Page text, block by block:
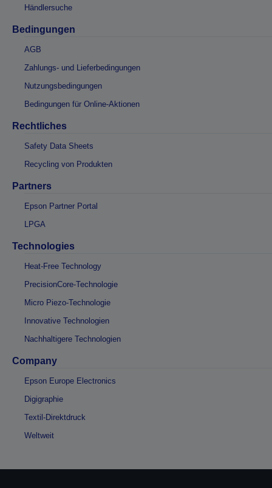
Händlersuche
Bedingungen
AGB
Zahlungs- und Lieferbedingungen
Nutzungsbedingungen
Bedingungen für Online-Aktionen
Rechtliches
Safety Data Sheets
Recycling von Produkten
Partners
Epson Partner Portal
LPGA
Technologies
Heat-Free Technology
PrecisionCore-Technologie
Micro Piezo-Technologie
Innovative Technologien
Nachhaltigere Technologien
Company
Epson Europe Electronics
Digigraphie
Textil-Direktdruck
Weltweit